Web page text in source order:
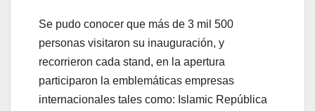
Se pudo conocer que más de 3 mil 500
personas visitaron su inauguración, y
recorrieron cada stand, en la apertura
participaron la emblemáticas empresas
internacionales tales como: Islamic República